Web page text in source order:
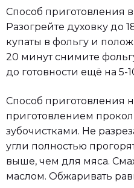
Способ приготовления
Разогрейте духовку до
купаты в фольгу и
20 минут снимите
до готовности ещё на 5-
Способ приготовления
приготовлением
зубочистками. Не
угли полностью
выше, чем для мяса.
маслом. Обжаривать